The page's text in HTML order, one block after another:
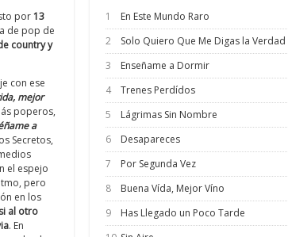
por13
de pop de
country y
con ese
mejor
poperos,
a
Secretos,
el espejo
pero
en los
al otro
. En
1 En Este Mundo Raro
2
Solo Quiero Que Me Digas la Verdad
3
Enseñame a Dormir
4
Trenes Perdídos
5
Lágrimas Sin Nombre
6
Desapareces
7
Por Segunda Vez
8
Buena Vída, Mejor Víno
9
Has Llegado un Poco Tarde